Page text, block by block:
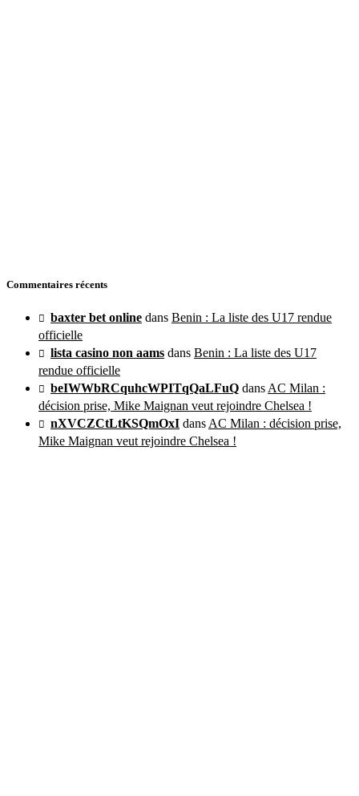
Commentaires récents
baxter bet online dans Benin : La liste des U17 rendue
officielle
lista casino non aams dans Benin : La liste des U17
rendue officielle
beIWWbRCquhcWPITqQaLFuQ dans AC Milan :
décision prise, Mike Maignan veut rejoindre Chelsea !
nXVCZCtLtKSQmOxI dans AC Milan : décision prise,
Mike Maignan veut rejoindre Chelsea !